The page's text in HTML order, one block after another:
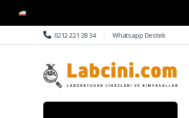
Skip to navigation
Skip to content 0212 221 28 34 Whatsapp Destek